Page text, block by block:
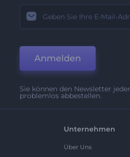
Anmelden
Sie können den Newsletter
problemlos abbestellen.
Unternehmen
Über Uns